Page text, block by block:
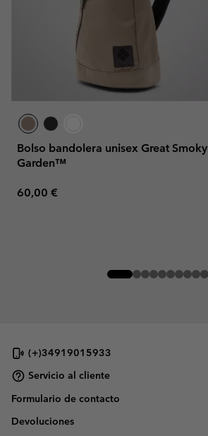
Bolso bandolera unisex Great Smoky
Garden™
Regular price:
60,00 €
(+)34919015933
Servicio al cliente
Formulario de contacto
Devoluciones